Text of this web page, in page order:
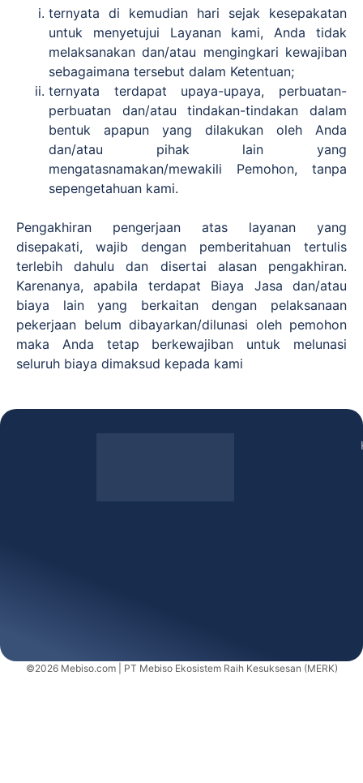
ternyata di kemudian hari sejak kesepakatan
untuk menyetujui Layanan kami, Anda tidak
melaksanakan dan/atau mengingkari kewajiban
sebagaimana tersebut dalam Ketentuan;
ternyata terdapat upaya-upaya, perbuatan-
perbuatan dan/atau tindakan-tindakan dalam
bentuk apapun yang dilakukan oleh Anda
dan/atau pihak lain yang
mengatasnamakan/mewakili Pemohon, tanpa
sepengetahuan kami.
Pengakhiran pengerjaan atas layanan yang
disepakati, wajib dengan pemberitahuan tertulis
terlebih dahulu dan disertai alasan pengakhiran.
Karenanya, apabila terdapat Biaya Jasa dan/atau
biaya lain yang berkaitan dengan pelaksanaan
pekerjaan belum dibayarkan/dilunasi oleh pemohon
maka Anda tetap berkewajiban untuk melunasi
seluruh biaya dimaksud kepada kami
©2026 Mebiso.com | PT Mebiso Ekosistem Raih Kesuksesan (MERK)